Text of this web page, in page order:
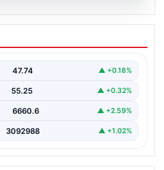
platformu İle Çevrim içi
Adresi Ve Muhabbet
kullanıcıların güvenli bir tarzda
47.74 ▲ +0.18%
55.25 ▲ +0.32%
6660.6 ▲ +2.59%
3092988 ▲ +1.02%